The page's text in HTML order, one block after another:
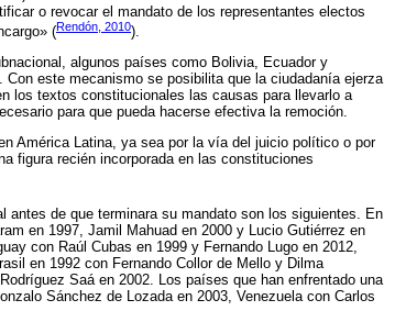
o revocar el mandato de los representantes electos
(Rendón, 2010).
algunos países como Bolivia, Ecuador y
este mecanismo se posibilita que la ciudadanía ejerza
los textos constitucionales las causas para llevarlo a
para que pueda hacerse efectiva la remoción.
América Latina, ya sea por la vía del juicio político o por
figura recién incorporada en las constituciones
antes de que terminara su mandato son los siguientes. En
en 1997, Jamil Mahuad en 2000 y Lucio Gutiérrez en
con Raúl Cubas en 1999 y Fernando Lugo en 2012,
en 1992 con Fernando Collor de Mello y Dilma
Saá en 2002. Los países que han enfrentado una
Sánchez de Lozada en 2003, Venezuela con Carlos